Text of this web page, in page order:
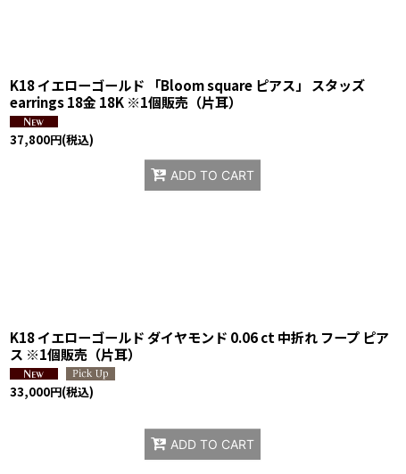
K18 イエローゴールド 「Bloom square ピアス」 スタッズ
earrings 18金 18K ※1個販売（片耳）
37,800円(税込)
ADD TO CART
K18 イエローゴールド ダイヤモンド 0.06 ct 中折れ フープ ピア
ス ※1個販売（片耳）
33,000円(税込)
ADD TO CART